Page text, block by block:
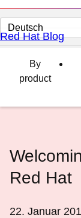
Sprache
auswählen
Red Hat Blog
By
product
Red Hat
22. Januar